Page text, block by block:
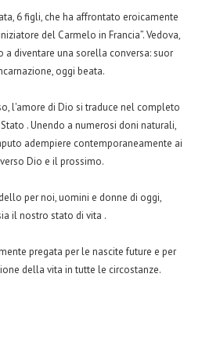
6 figli, che ha affrontato eroicamente
del Carmelo in Francia”. Vedova,
a diventare una sorella conversa: suor
oggi beata.
l'amore di Dio si traduce nel completo
. Unendo a numerosi doni naturali,
adempiere contemporaneamente ai
Dio e il prossimo.
per noi, uomini e donne di oggi,
il nostro stato di vita .
pregata per le nascite future e per
della vita in tutte le circostanze.